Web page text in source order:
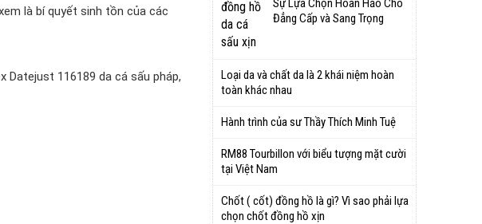
là bí quyết sinh tồn của các
Datejust 116189 da cá sấu pháp,
Sự Lựa Chọn Hoàn Hảo Cho
Đẳng Cấp và Sang Trọng
Loại da và chất da là 2 khái niệm hoàn
toàn khác nhau
Hành trình của sư Thầy Thích Minh Tuệ
RM88 Tourbillon với biểu tượng mặt cười
tại Việt Nam
Chốt ( cốt) đồng hồ là gì? Vì sao phải lựa
chọn chốt đồng hồ xịn